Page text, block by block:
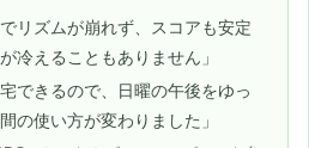
リズムが崩れず、スコアも安定
冷えることもありません」
できるので、日曜の午後をゆっ
の使い方が変わりました」